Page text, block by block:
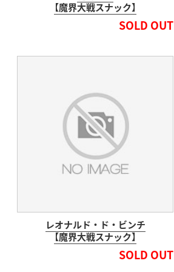
【魔界大戦スナック】
SOLD OUT
レオナルド・ド・ビンチ
【魔界大戦スナック】
SOLD OUT